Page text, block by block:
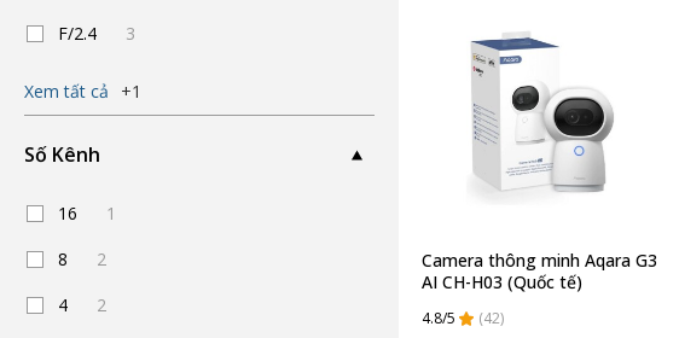
F/2.4
3
Xem tất cả +1
Số Kênh
16
1
8
2
4
2
Camera thông minh Aqara G3
AI CH-H03 (Quốc tế)
4.8/5 (42)